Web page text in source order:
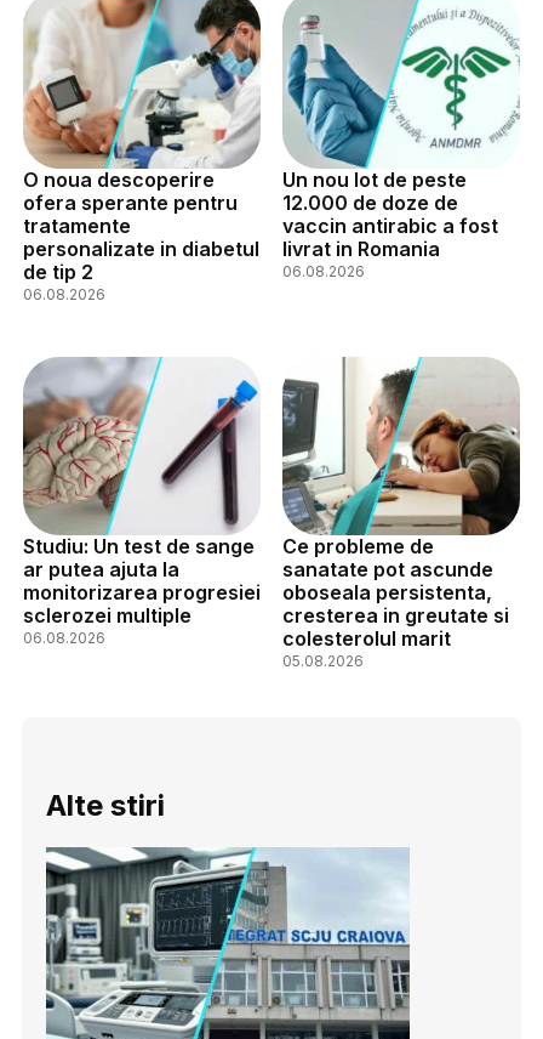
O noua descoperire
ofera sperante pentru
tratamente
personalizate in diabetul
de tip 2
06.08.2026
Un nou lot de peste
12.000 de doze de
vaccin antirabic a fost
livrat in Romania
06.08.2026
Studiu: Un test de sange
ar putea ajuta la
monitorizarea progresiei
sclerozei multiple
06.08.2026
Ce probleme de
sanatate pot ascunde
oboseala persistenta,
cresterea in greutate si
colesterolul marit
05.08.2026
Alte stiri